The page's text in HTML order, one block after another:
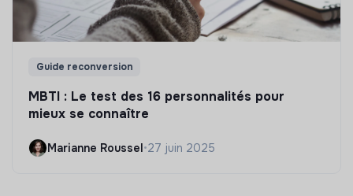
Guide reconversion
MBTI : Le test des 16 personnalités pour
mieux se connaître
Marianne Roussel•27 juin 2025